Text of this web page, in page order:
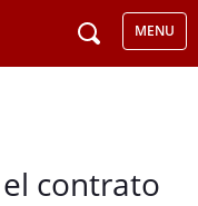
MENU
contrato